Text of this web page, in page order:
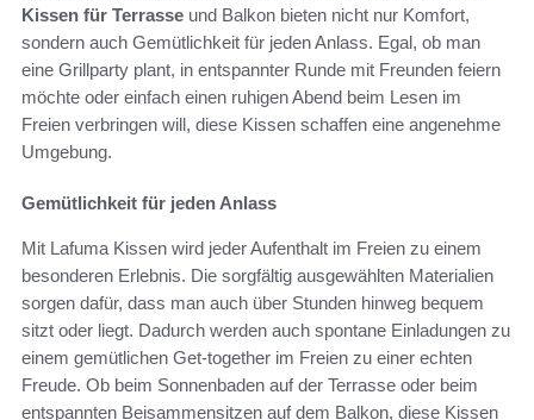
Kissen für Terrasse und Balkon bieten nicht nur Komfort,
sondern auch Gemütlichkeit für jeden Anlass. Egal, ob man
eine Grillparty plant, in entspannter Runde mit Freunden feiern
möchte oder einfach einen ruhigen Abend beim Lesen im
Freien verbringen will, diese Kissen schaffen eine angenehme
Umgebung.
Gemütlichkeit für jeden Anlass
Mit Lafuma Kissen wird jeder Aufenthalt im Freien zu einem
besonderen Erlebnis. Die sorgfältig ausgewählten Materialien
sorgen dafür, dass man auch über Stunden hinweg bequem
sitzt oder liegt. Dadurch werden auch spontane Einladungen zu
einem gemütlichen Get-together im Freien zu einer echten
Freude. Ob beim Sonnenbaden auf der Terrasse oder beim
entspannten Beisammensitzen auf dem Balkon, diese Kissen